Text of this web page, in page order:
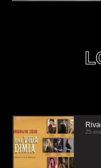
25